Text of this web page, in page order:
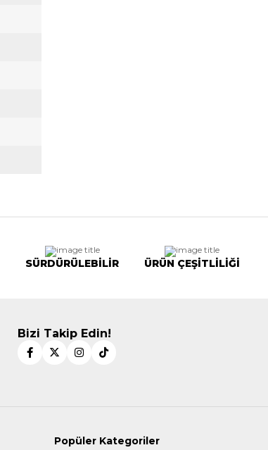
SÜRDÜRÜLEBİLİR ÜRÜN ÇEŞİTLİLİĞİ
Bizi Takip Edin!
Popüler Kategoriler